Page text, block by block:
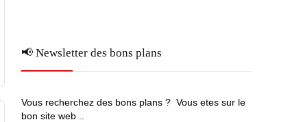
📢 Newsletter des bons plans
Vous recherchez des bons plans ? Vous etes sur le
bon site web ..